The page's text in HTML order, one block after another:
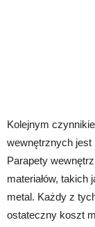
Kolejnym
wewnętrznych jest
Parapety
materiałów,
metal. Każdy z
ostateczny koszt